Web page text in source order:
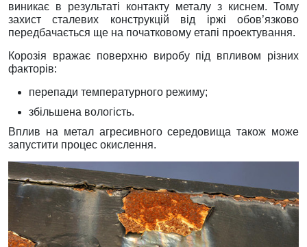
виникає в результаті контакту металу з киснем. Тому
захист сталевих конструкцій від іржі обов’язково
передбачається ще на початковому етапі проектування.
Корозія вражає поверхню виробу під впливом різних
факторів:
перепади температурного режиму;
збільшена вологість.
Вплив на метал агресивного середовища також може
запустити процес окислення.